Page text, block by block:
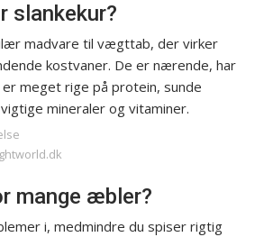
slankekur?
madvare til vægttab, der virker
kostvaner. De er nærende, har
meget rige på protein, sunde
mineraler og vitaminer.
mange æbler?
i, medmindre du spiser rigtig